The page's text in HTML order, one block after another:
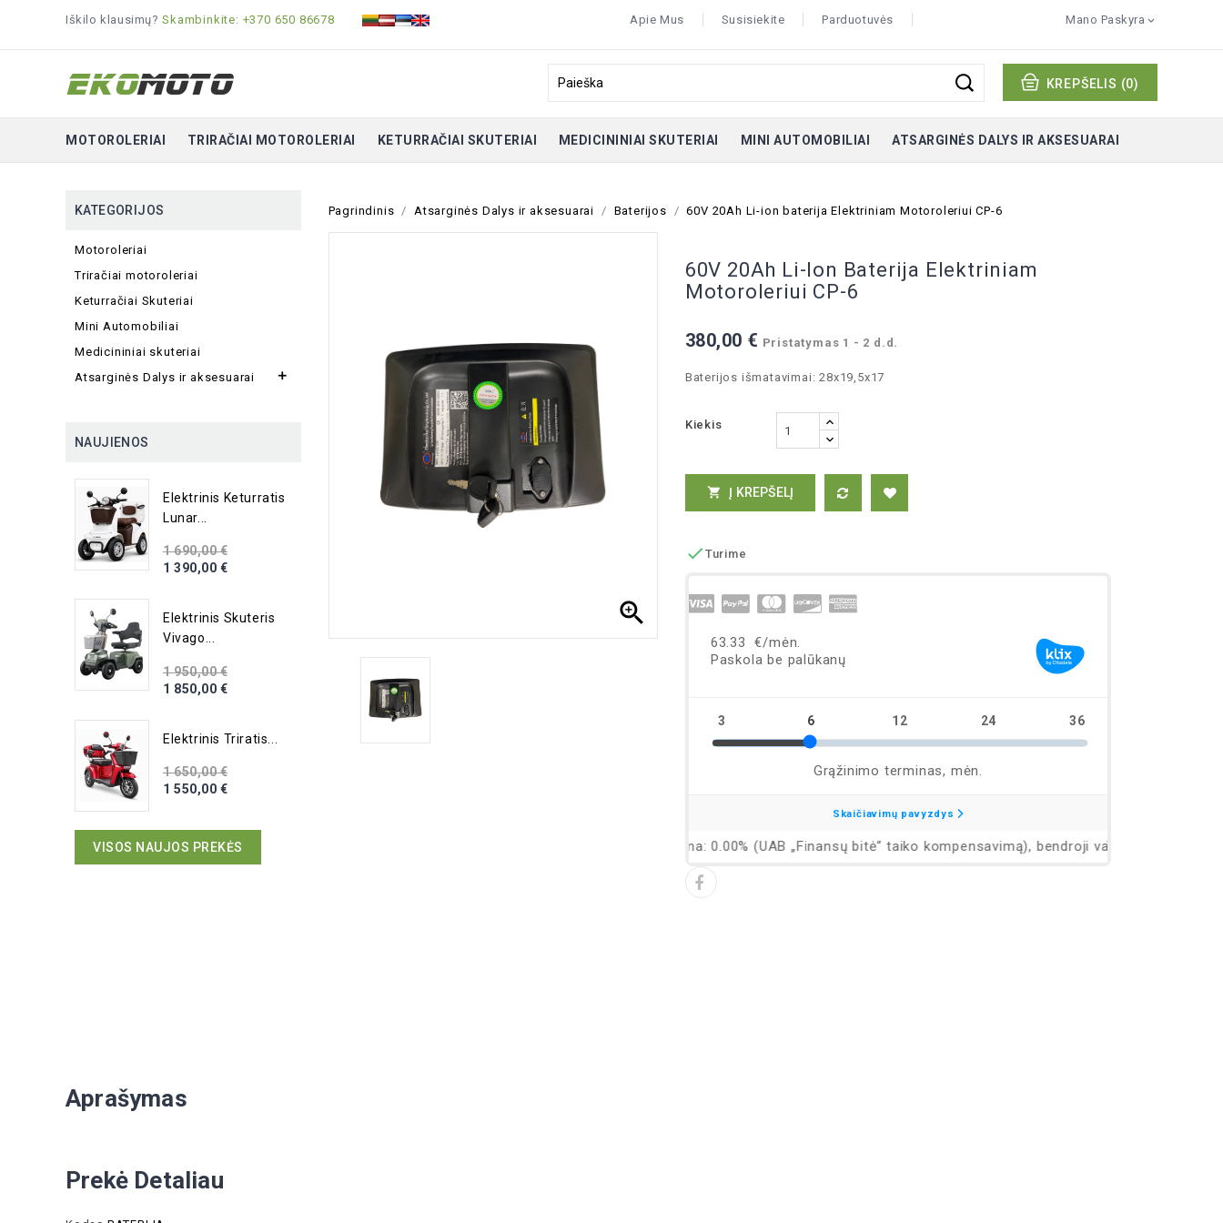
Iškilo klausimų?Skambinkite: +370 650 86678 Mano Paskyra 
Apie Mus Susisiekite Parduotuvės
KREPŠELIS (0)
MOTOROLERIAI TRIRAČIAI MOTOROLERIAI KETURRAČIAI SKUTERIAI MEDICININIAI SKUTERIAI MINI AUTOMOBILIAI ATSARGINĖS DALYS IR AKSESUARAI
KATEGORIJOS
Motoroleriai
Triračiai motoroleriai
Keturračiai Skuteriai
Mini Automobiliai
Medicininiai skuteriai
Atsarginės Dalys ir aksesuarai

NAUJIENOS
Elektrinis Keturratis
Lunar...
1 690,00 €
1 390,00 €
Elektrinis Skuteris
Vivago...
1 950,00 €
1 850,00 €
Elektrinis Triratis...
1 650,00 €
1 550,00 €
VISOS NAUJOS PREKĖS
Pagrindinis Atsarginės Dalys ir aksesuarai Baterijos 60V 20Ah Li-ion baterija Elektriniam Motoroleriui CP-6

60V 20Ah Li-Ion Baterija Elektriniam
Motoroleriui CP-6
380,00 € Pristatymas 1 - 2 d.d.
Baterijos išmatavimai: 28x19,5x17
Kiekis
 Į KREPŠELĮ
 Turime
Aprašymas
Prekė Detaliau